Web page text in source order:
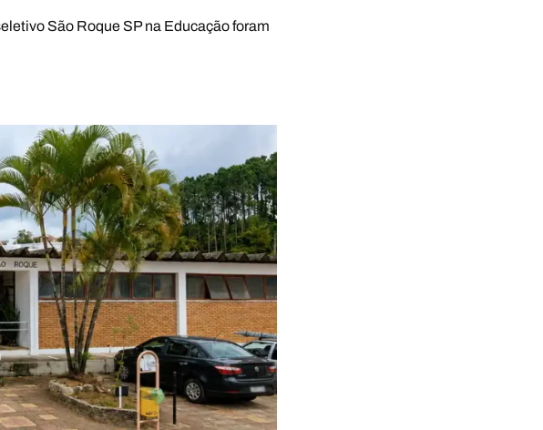
São Roque SP na Educação foram